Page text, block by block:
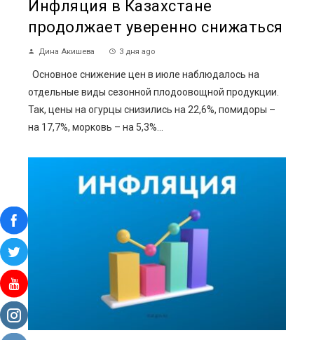
Инфляция в Казахстане
продолжает уверенно снижаться
Дина Акишева 3 дня ago
Основное снижение цен в июле наблюдалось на
отдельные виды сезонной плодоовощной продукции.
Так, цены на огурцы снизились на 22,6%, помидоры –
на 17,7%, морковь – на 5,3%...